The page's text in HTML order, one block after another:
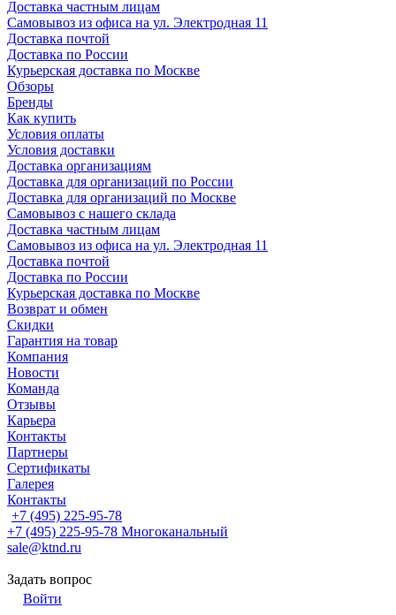
Доставка частным лицам
Самовывоз из офиса на ул. Электродная 11
Доставка почтой
Доставка по России
Курьерская доставка по Москве
Обзоры
Бренды
Как купить
Условия оплаты
Условия доставки
Доставка организациям
Доставка для организаций по России
Доставка для организаций по Москве
Самовывоз с нашего склада
Доставка частным лицам
Самовывоз из офиса на ул. Электродная 11
Доставка почтой
Доставка по России
Курьерская доставка по Москве
Возврат и обмен
Скидки
Гарантия на товар
Компания
Новости
Команда
Отзывы
Карьера
Контакты
Партнеры
Сертификаты
Галерея
Контакты
+7 (495) 225-95-78
+7 (495) 225-95-78 Многоканальный
sale@ktnd.ru
Задать вопрос
Войти